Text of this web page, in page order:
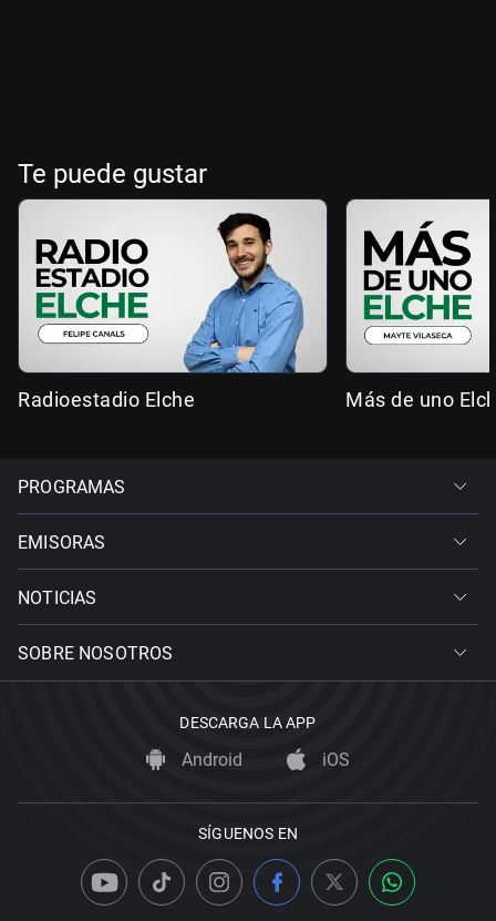
Te puede gustar
Radioestadio Elche Más de uno
PROGRAMAS
EMISORAS
NOTICIAS
SOBRE NOSOTROS
DESCARGA LA APP
Android iOS
SÍGUENOS EN